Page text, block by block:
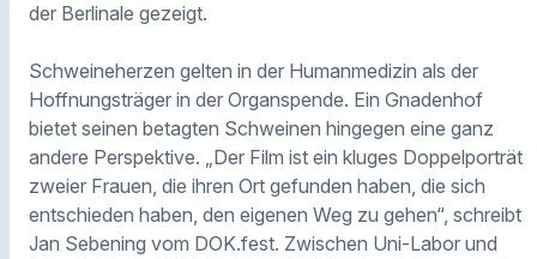
der Berlinale gezeigt.
Schweineherzen gelten in der Humanmedizin als der
Hoffnungsträger in der Organspende. Ein Gnadenhof
bietet seinen betagten Schweinen hingegen eine ganz
andere Perspektive. „Der Film ist ein kluges Doppelporträt
zweier Frauen, die ihren Ort gefunden haben, die sich
entschieden haben, den eigenen Weg zu gehen“, schreibt
Jan Sebening vom DOK.fest. Zwischen Uni-Labor und